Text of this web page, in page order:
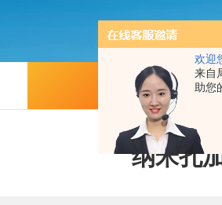
欢迎
来自
助您
技术文章
纳米孔